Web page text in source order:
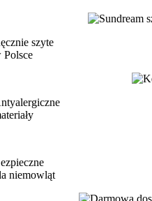
szyte
Polsce
niemowląt